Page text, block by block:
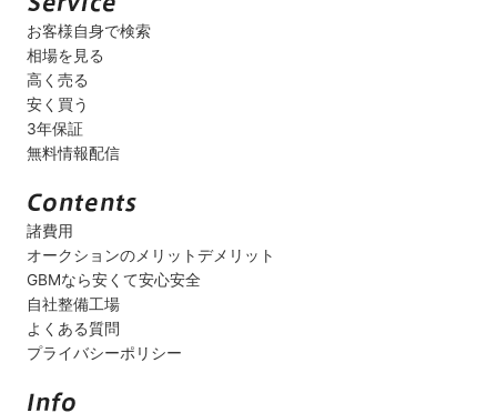
お客様自身で検索
相場を見る
高く売る
安く買う
3年保証
無料情報配信
諸費用
オークションのメリットデメリット
GBMなら安くて安心安全
自社整備工場
よくある質問
プライバシーポリシー